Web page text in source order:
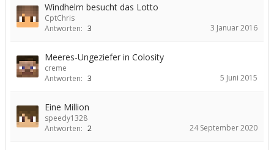
Windhelm besucht das Lotto
CptChris
Antworten: 3 3 Januar 2016
Meeres-Ungeziefer in Colosity
creme
Antworten: 3 5 Juni 2015
Eine Million
speedy1328
Antworten: 2 24 September 2020